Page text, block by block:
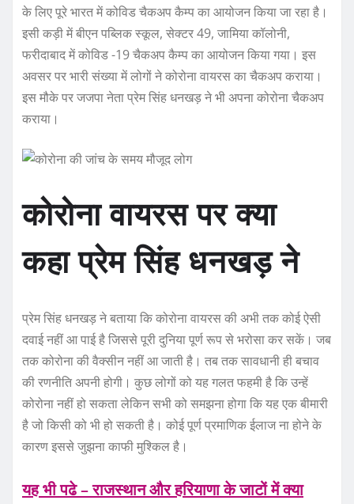
के लिए पूरे भारत में कोविड चैकअप कैम्प का आयोजन किया जा रहा है।
इसी कड़ी में बीएन पब्लिक स्कूल, सेक्टर 49, जामिया कॉलोनी,
फरीदाबाद में कोविड -19 चैकअप कैम्प का आयोजन किया गया। इस
अवसर पर भारी संख्या में लोगों ने कोरोना वायरस का चैकअप कराया।
इस मौके पर जजपा नेता प्रेम सिंह धनखड़ ने भी अपना कोरोना चैकअप
कराया।
कोरोना वायरस पर क्या
कहा प्रेम सिंह धनखड़ ने
प्रेम सिंह धनखड़ ने बताया कि कोरोना वायरस की अभी तक कोई ऐसी
दवाई नहीं आ पाई है जिससे पूरी दुनिया पूर्ण रूप से भरोसा कर सकें। जब
तक कोरोना की वैक्सीन नहीं आ जाती है। तब तक सावधानी ही बचाव
की रणनीति अपनी होगी। कुछ लोगों को यह गलत फहमी है कि उन्हें
कोरोना नहीं हो सकता लेकिन सभी को समझना होगा कि यह एक बीमारी
है जो किसी को भी हो सकती है। कोई पूर्ण प्रमाणिक ईलाज ना होने के
कारण इससे जुझना काफी मुश्किल है।
यह भी पढे – राजस्थान और हरियाणा के जाटों में क्या